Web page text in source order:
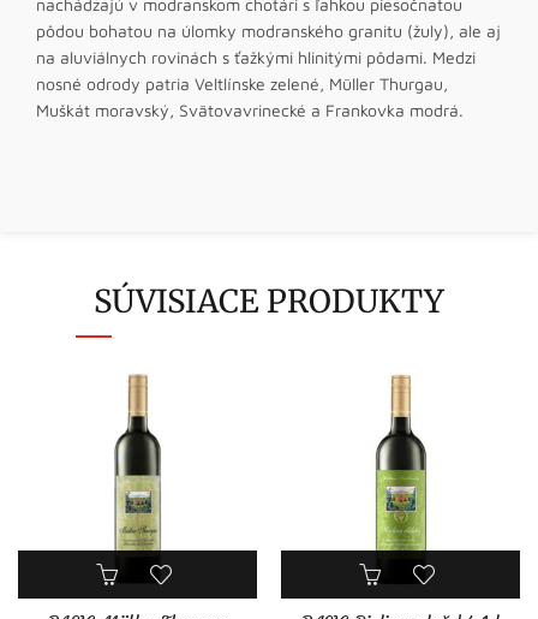
nachádzajú v modranskom chotári s ľahkou piesočnatou
pôdou bohatou na úlomky modranského granitu (žuly), ale aj
na aluviálnych rovinách s ťažkými hlinitými pôdami. Medzi
nosné odrody patria Veltlínske zelené, Müller Thurgau,
Muškát moravský, Svätovavrinecké a Frankovka modrá.
SÚVISIACE PRODUKTY